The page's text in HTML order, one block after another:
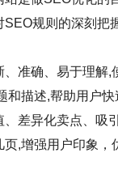
规则的深刻把
、准确、易于理解,
和描述,帮助用户快
、差异化卖点、吸
,增强用户印象，